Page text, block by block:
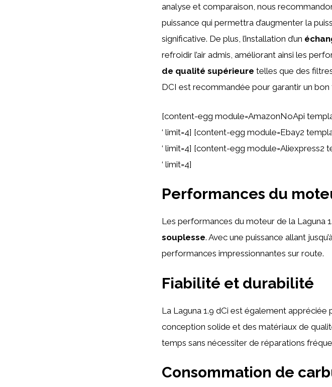
analyse et comparaison, nous
puissance qui permettra d’augmenter la
significative. De plus, l’installation d’un
refroidir l’air admis, améliorant ainsi les
de qualité supérieure telles que des
DCI est recommandée pour garantir un
[content-egg module=AmazonNoApi
‘ limit=4] [content-egg module=Ebay2
‘ limit=4] [content-egg module=Aliexpress2
‘ limit=4]
Performances du
Les performances du moteur de la Laguna
souplesse. Avec une puissance allant
performances impressionnantes sur route.
Fiabilité et durabilité
La Laguna 1.9 dCi est également appréciée
conception solide et des matériaux de
temps sans nécessiter de réparations
Consommation de